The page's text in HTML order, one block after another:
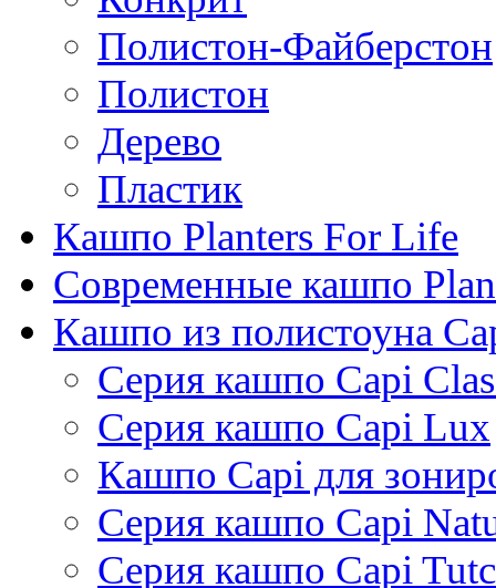
Полистон-Файберстон
Полистон
Дерево
Пластик
Кашпо Planters For Life
Современные кашпо
Кашпо из полистоуна
Серия кашпо Capi
Серия кашпо Capi Lux
Кашпо Capi для
Серия кашпо Capi
Серия кашпо Capi